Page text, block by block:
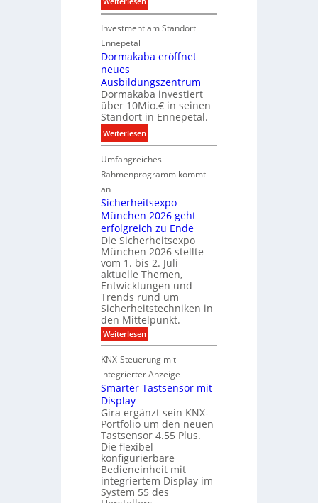
n
k
o
n
p
r
t
n
e
r
b
e
i
D
T
T
e
c
h
n
o
l
o
g
e
s
D
i
i
a
l
e
B
r
a
n
d
r
ü
h
e
s
t
e
r
k
e
n
u
n
g
i
t
A
n
s
a
u
Investment am Standort
Ennepetal
Dormakaba eröffnet
neues
Ausbildungszentrum
Dormakaba investiert
über 10Mio.€ in seinen
Standort in Ennepetal.
Weiterlesen:
D
o
r
a
k
a
b
a
e
r
ö
f
f
n
e
t
n
e
e
s
A
u
s
b
i
Umfangreiches
Rahmenprogramm kommt
an
Sicherheitsexpo
München 2026 geht
erfolgreich zu Ende
Die Sicherheitsexpo
München 2026 stellte
vom 1. bis 2. Juli
aktuelle Themen,
Entwicklungen und
Trends rund um
Sicherheitstechniken in
den Mittelpunkt.
Weiterlesen:
S
c
h
e
r
e
i
t
s
e
x
p
o
M
KNX-Steuerung mit
integrierter Anzeige
Smarter Tastsensor mit
Display
Gira ergänzt sein KNX-
Portfolio um den neuen
Tastsensor 4.55 Plus.
Die flexibel
konfigurierbare
Bedieneinheit mit
integriertem Display im
System 55 des